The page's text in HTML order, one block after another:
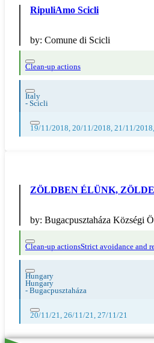
RipuliAmo Scicli
by: Comune di Scicli
Clean-up actions
Italy
- Scicli
19/11/2018, 20/11/2018, 21/11/
ZÖLDBEN ÉLÜNK,
by: Bugacpusztaháza Községi
Clean-up actionsStrict avoidance and
Hungary
Hungary
- Bugacpusztaháza
20/11/21, 26/11/21, 27/11/21